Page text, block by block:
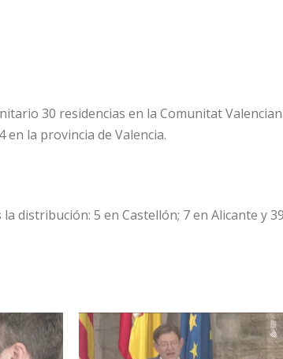
30 residencias en la Comunitat
en la provincia de Valencia.
distribución: 5 en Castellón; 7 en Alicante y 39